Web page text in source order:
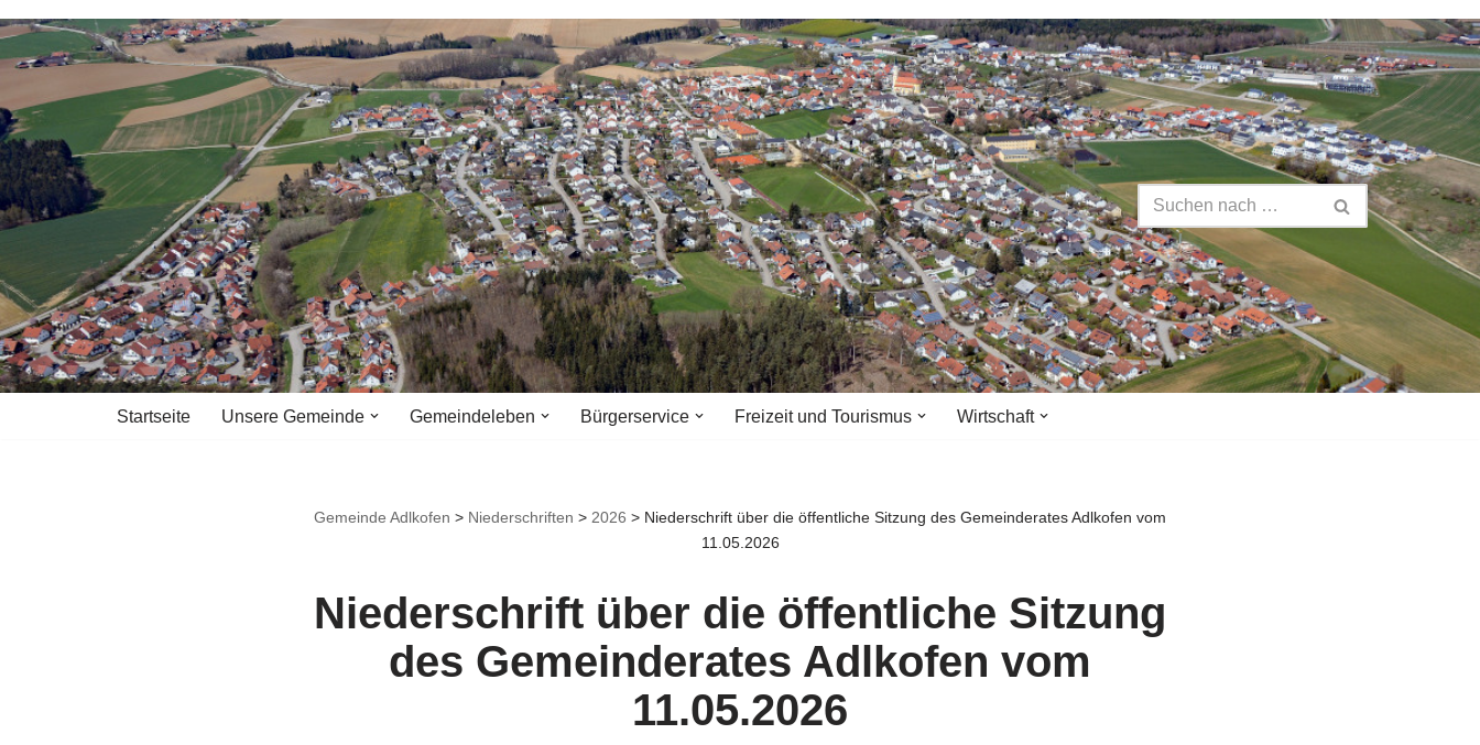
Zum
springen
Startseite Unsere Gemeinde Gemeindeleben Bürgerservice Freizeit und Tourismus Wirtschaft
Gemeinde Adlkofen > Niederschriften > 2026 > Niederschrift über die öffentliche Sitzung des Gemeinderates Adlkofen vom
11.05.2026
Niederschrift über die öffentliche Sitzung
des Gemeinderates Adlkofen vom
11.05.2026